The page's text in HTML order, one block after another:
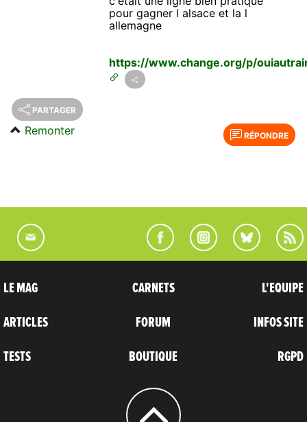
pour gagner l alsace et la l
allemagne
https://www.change.org/p/
PARTAGER
RÉPONDRE
Remonter
LE MAG
ARTICLES
TESTS
CARNETS
FORUM
BOUTIQUE
L'EQUIPE
INFOS SITE
RGPD